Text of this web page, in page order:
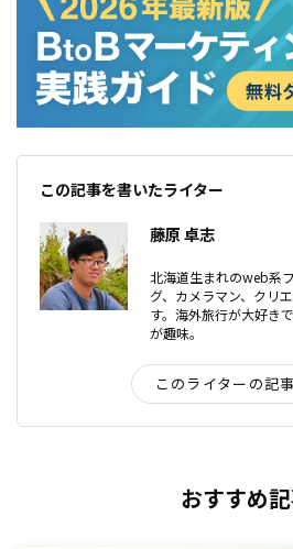
この記事を書いたライター
藤原 卓志
北海道生まれのweb系
グ、カメラマン、クリ
す。海外旅行が大好き
が趣味。
このライターの記
おすすめ